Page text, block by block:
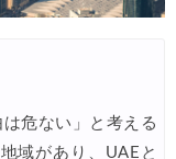
危ない」と考える
域があり、UAEと